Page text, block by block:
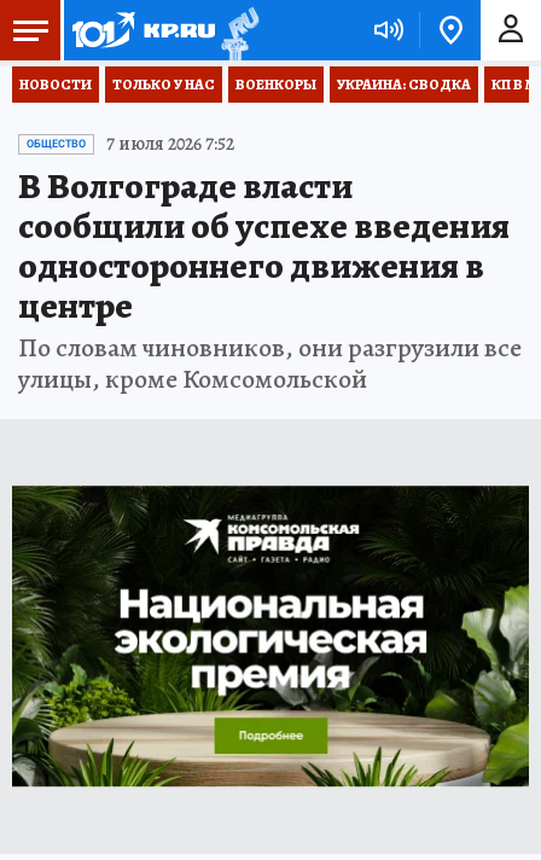
НОВОСТИ ТОЛЬКО У НАС ВОЕНКОРЫ УКРАИНА: СВОДКА КП В
ОБЩЕСТВО 7 июля 2026 7:52
В Волгограде власти
сообщили об успехе введения
одностороннего движения в
центре
По словам чиновников, они разгрузили все
улицы, кроме Комсомольской